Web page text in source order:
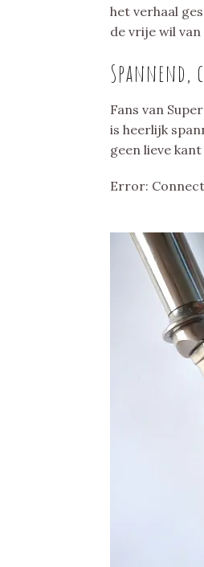
het verhaal
de vrije wil van
Spannend,
Fans van
is heerlijk
geen lieve
Error: